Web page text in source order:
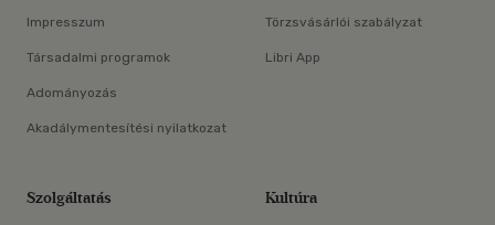
Impresszum
Társadalmi programok
Adományozás
Akadálymentesítési nyilatkozat
Törzsvásárlói szabályzat
Libri App
Szolgáltatás Kultúra